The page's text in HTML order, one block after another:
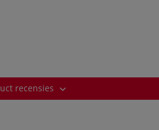
recensies